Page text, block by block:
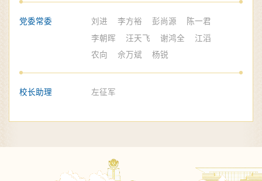
党委常委 刘进 李方裕 彭尚源
陈一君
李朝晖
汪天飞 谢鸿全
江滔
农向
佘万斌 杨锐
校长助理 左征军